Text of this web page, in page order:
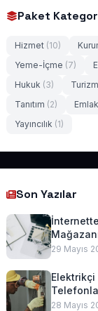
Paket
Hizmet (10)
Yeme-İçme (7)
Hukuk (3) Turizm
Tanıtım (2) Emlak
Yayıncılık (1)
Son Yazılar
29 Mayıs
Elektrikçi
28 Mayıs